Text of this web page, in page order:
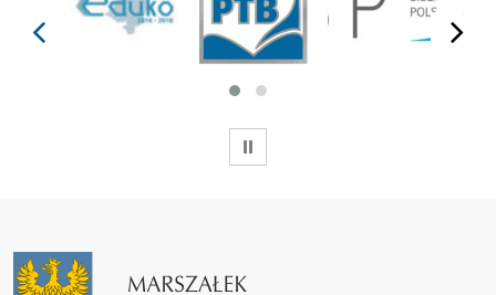
next
WSTRZYMAJ